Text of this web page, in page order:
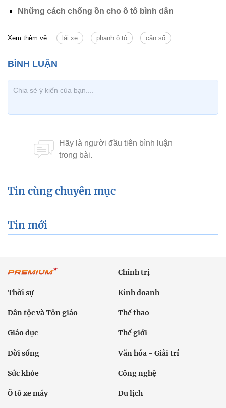
Những cách chống ồn cho ô tô bình dân
Xem thêm về: lái xe phanh ô tô cần số
Tin cùng chuyên mục
Tin mới
Chính trị
Thời sự Kinh doanh
Dân tộc và Tôn giáo Thể thao
Giáo dục Thế giới
Đời sống Văn hóa - Giải trí
Sức khỏe Công nghệ
Ô tô xe máy Du lịch